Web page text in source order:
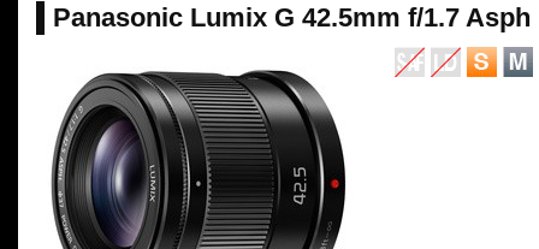
Panasonic Lumix G 42.5mm f/1.7 Asph